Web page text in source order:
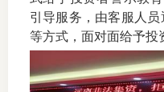
引导服务，由客服人
等方式，面对面给予投